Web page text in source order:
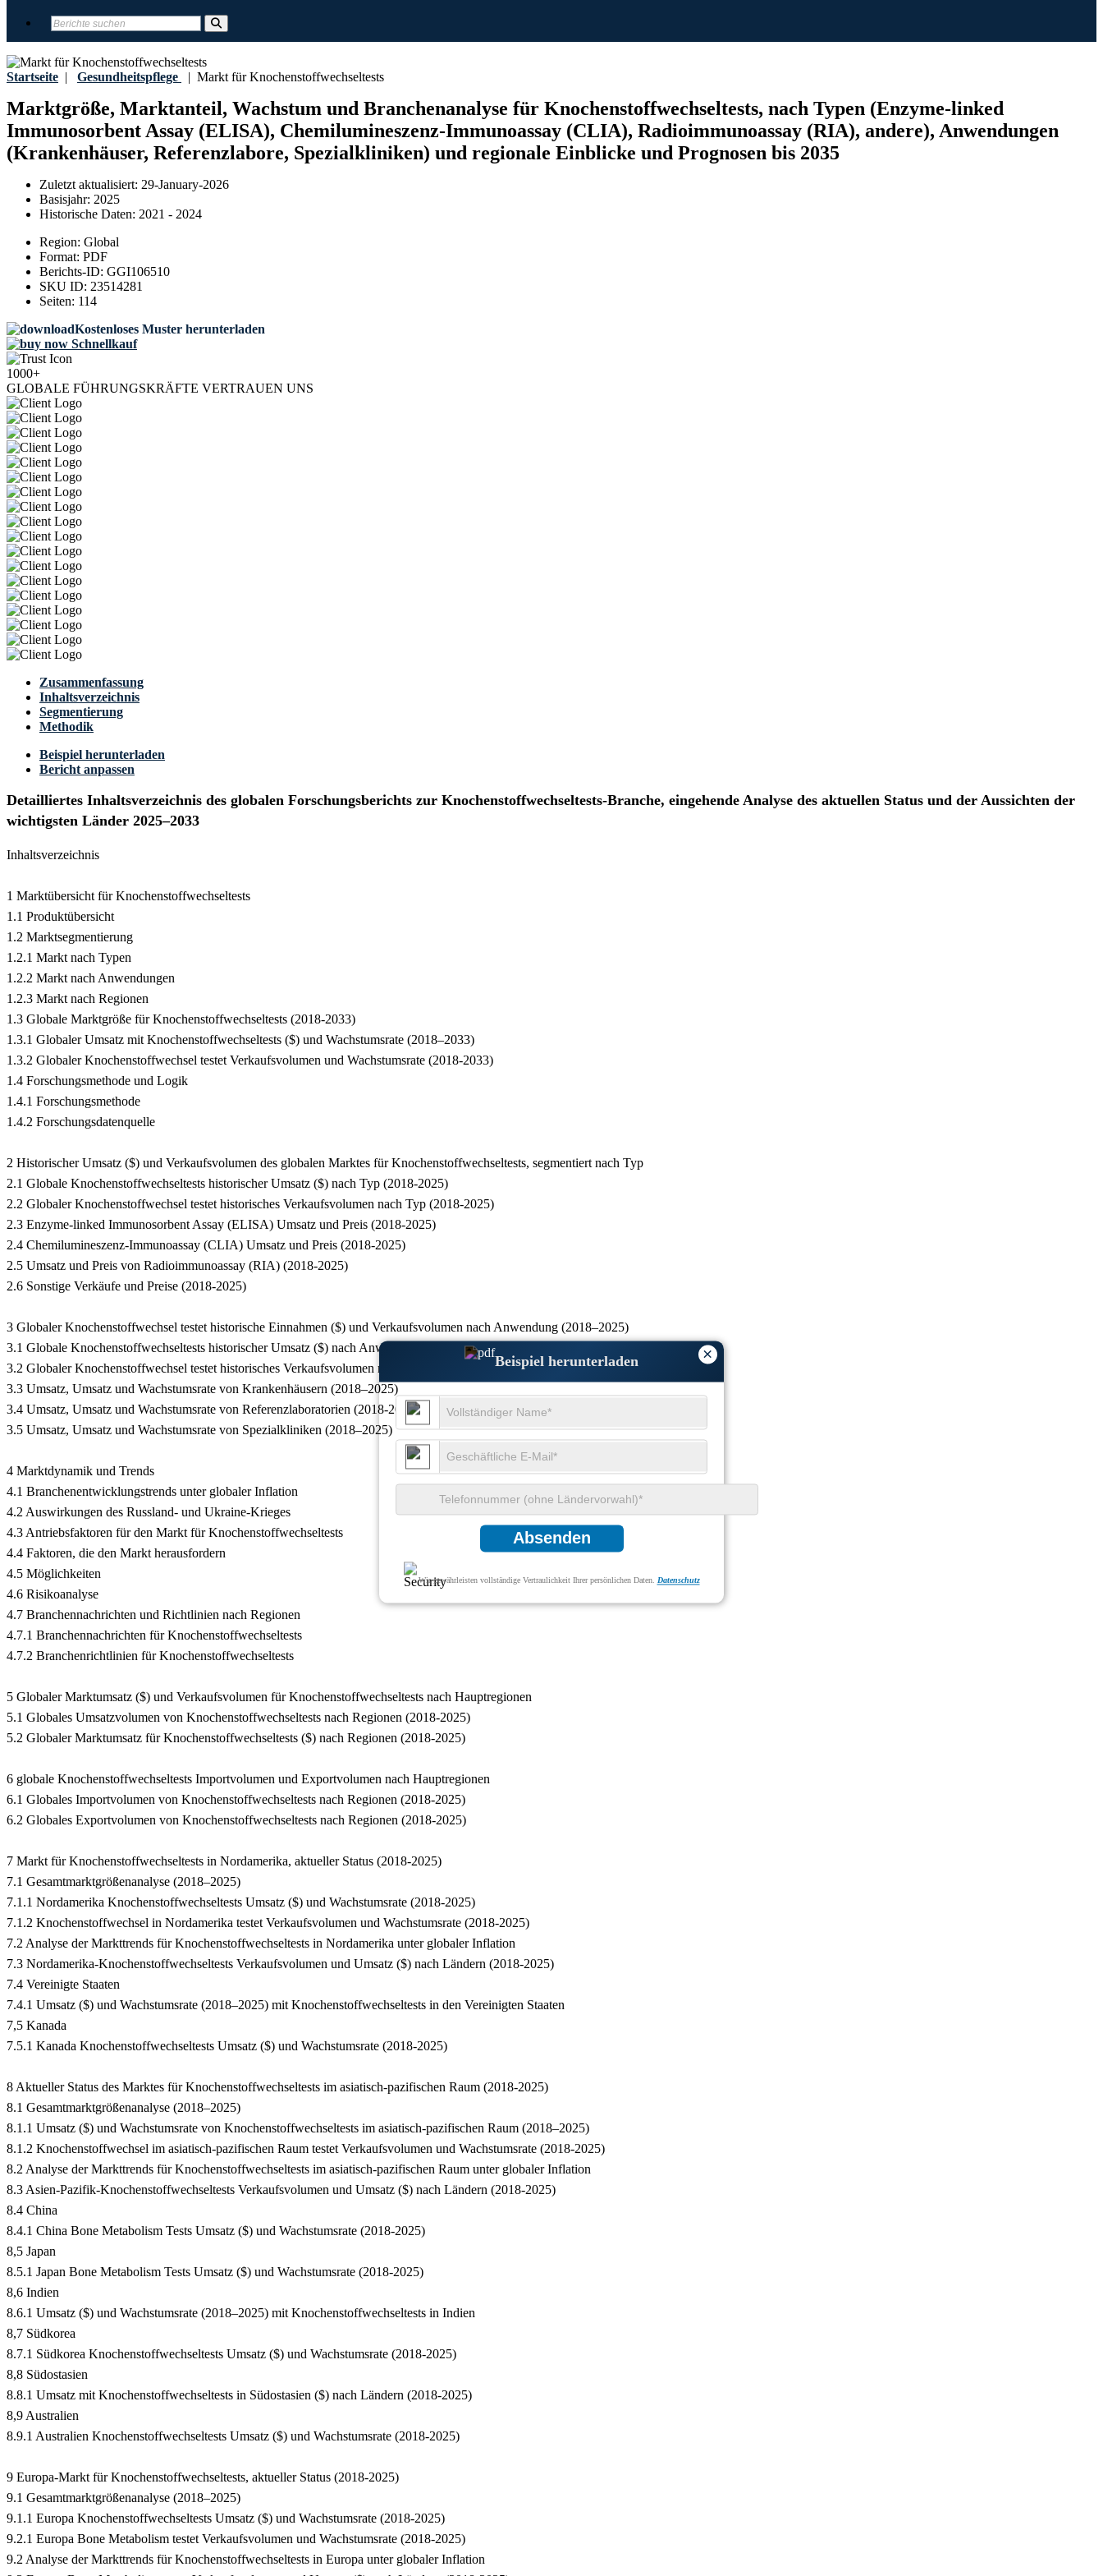
Startseite | Gesundheitspflege | Markt für Knochenstoffwechseltests
Marktgröße, Marktanteil, Wachstum und Branchenanalyse für Knochenstoffwechseltests, nach Typen (Enzyme-linked
Immunosorbent Assay (ELISA), Chemilumineszenz-Immunoassay (CLIA), Radioimmunoassay (RIA), andere), Anwendungen
(Krankenhäuser, Referenzlabore, Spezialkliniken) und regionale Einblicke und Prognosen bis 2035
Zuletzt aktualisiert: 29-January-2026
Basisjahr: 2025
Historische Daten: 2021 - 2024
Region: Global
Format: PDF
Berichts-ID: GGI106510
SKU ID: 23514281
Seiten: 114
Kostenloses Muster herunterladen
Schnellkauf
1000+
GLOBALE FÜHRUNGSKRÄFTE VERTRAUEN UNS
×
Beispiel herunterladen
Absenden
Wir gewährleisten vollständige Vertraulichkeit Ihrer persönlichen Daten. Datenschutz
Zusammenfassung
Inhaltsverzeichnis
Segmentierung
Methodik
Beispiel herunterladen
Bericht anpassen
Detailliertes Inhaltsverzeichnis des globalen Forschungsberichts zur Knochenstoffwechseltests-Branche, eingehende Analyse des aktuellen Status und der Aussichten der
wichtigsten Länder 2025–2033
Inhaltsverzeichnis
1 Marktübersicht für Knochenstoffwechseltests
1.1 Produktübersicht
1.2 Marktsegmentierung
1.2.1 Markt nach Typen
1.2.2 Markt nach Anwendungen
1.2.3 Markt nach Regionen
1.3 Globale Marktgröße für Knochenstoffwechseltests (2018-2033)
1.3.1 Globaler Umsatz mit Knochenstoffwechseltests ($) und Wachstumsrate (2018–2033)
1.3.2 Globaler Knochenstoffwechsel testet Verkaufsvolumen und Wachstumsrate (2018-2033)
1.4 Forschungsmethode und Logik
1.4.1 Forschungsmethode
1.4.2 Forschungsdatenquelle
2 Historischer Umsatz ($) und Verkaufsvolumen des globalen Marktes für Knochenstoffwechseltests, segmentiert nach Typ
2.1 Globale Knochenstoffwechseltests historischer Umsatz ($) nach Typ (2018-2025)
2.2 Globaler Knochenstoffwechsel testet historisches Verkaufsvolumen nach Typ (2018-2025)
2.3 Enzyme-linked Immunosorbent Assay (ELISA) Umsatz und Preis (2018-2025)
2.4 Chemilumineszenz-Immunoassay (CLIA) Umsatz und Preis (2018-2025)
2.5 Umsatz und Preis von Radioimmunoassay (RIA) (2018-2025)
2.6 Sonstige Verkäufe und Preise (2018-2025)
3 Globaler Knochenstoffwechsel testet historische Einnahmen ($) und Verkaufsvolumen nach Anwendung (2018–2025)
3.1 Globale Knochenstoffwechseltests historischer Umsatz ($) nach Anwendung (2018-2025)
3.2 Globaler Knochenstoffwechsel testet historisches Verkaufsvolumen nach Anwendung (2018-2025)
3.3 Umsatz, Umsatz und Wachstumsrate von Krankenhäusern (2018–2025)
3.4 Umsatz, Umsatz und Wachstumsrate von Referenzlaboratorien (2018-2025)
3.5 Umsatz, Umsatz und Wachstumsrate von Spezialkliniken (2018–2025)
4 Marktdynamik und Trends
4.1 Branchenentwicklungstrends unter globaler Inflation
4.2 Auswirkungen des Russland- und Ukraine-Krieges
4.3 Antriebsfaktoren für den Markt für Knochenstoffwechseltests
4.4 Faktoren, die den Markt herausfordern
4.5 Möglichkeiten
4.6 Risikoanalyse
4.7 Branchennachrichten und Richtlinien nach Regionen
4.7.1 Branchennachrichten für Knochenstoffwechseltests
4.7.2 Branchenrichtlinien für Knochenstoffwechseltests
5 Globaler Marktumsatz ($) und Verkaufsvolumen für Knochenstoffwechseltests nach Hauptregionen
5.1 Globales Umsatzvolumen von Knochenstoffwechseltests nach Regionen (2018-2025)
5.2 Globaler Marktumsatz für Knochenstoffwechseltests ($) nach Regionen (2018-2025)
6 globale Knochenstoffwechseltests Importvolumen und Exportvolumen nach Hauptregionen
6.1 Globales Importvolumen von Knochenstoffwechseltests nach Regionen (2018-2025)
6.2 Globales Exportvolumen von Knochenstoffwechseltests nach Regionen (2018-2025)
7 Markt für Knochenstoffwechseltests in Nordamerika, aktueller Status (2018-2025)
7.1 Gesamtmarktgrößenanalyse (2018–2025)
7.1.1 Nordamerika Knochenstoffwechseltests Umsatz ($) und Wachstumsrate (2018-2025)
7.1.2 Knochenstoffwechsel in Nordamerika testet Verkaufsvolumen und Wachstumsrate (2018-2025)
7.2 Analyse der Markttrends für Knochenstoffwechseltests in Nordamerika unter globaler Inflation
7.3 Nordamerika-Knochenstoffwechseltests Verkaufsvolumen und Umsatz ($) nach Ländern (2018-2025)
7.4 Vereinigte Staaten
7.4.1 Umsatz ($) und Wachstumsrate (2018–2025) mit Knochenstoffwechseltests in den Vereinigten Staaten
7,5 Kanada
7.5.1 Kanada Knochenstoffwechseltests Umsatz ($) und Wachstumsrate (2018-2025)
8 Aktueller Status des Marktes für Knochenstoffwechseltests im asiatisch-pazifischen Raum (2018-2025)
8.1 Gesamtmarktgrößenanalyse (2018–2025)
8.1.1 Umsatz ($) und Wachstumsrate von Knochenstoffwechseltests im asiatisch-pazifischen Raum (2018–2025)
8.1.2 Knochenstoffwechsel im asiatisch-pazifischen Raum testet Verkaufsvolumen und Wachstumsrate (2018-2025)
8.2 Analyse der Markttrends für Knochenstoffwechseltests im asiatisch-pazifischen Raum unter globaler Inflation
8.3 Asien-Pazifik-Knochenstoffwechseltests Verkaufsvolumen und Umsatz ($) nach Ländern (2018-2025)
8.4 China
8.4.1 China Bone Metabolism Tests Umsatz ($) und Wachstumsrate (2018-2025)
8,5 Japan
8.5.1 Japan Bone Metabolism Tests Umsatz ($) und Wachstumsrate (2018-2025)
8,6 Indien
8.6.1 Umsatz ($) und Wachstumsrate (2018–2025) mit Knochenstoffwechseltests in Indien
8,7 Südkorea
8.7.1 Südkorea Knochenstoffwechseltests Umsatz ($) und Wachstumsrate (2018-2025)
8,8 Südostasien
8.8.1 Umsatz mit Knochenstoffwechseltests in Südostasien ($) nach Ländern (2018-2025)
8,9 Australien
8.9.1 Australien Knochenstoffwechseltests Umsatz ($) und Wachstumsrate (2018-2025)
9 Europa-Markt für Knochenstoffwechseltests, aktueller Status (2018-2025)
9.1 Gesamtmarktgrößenanalyse (2018–2025)
9.1.1 Europa Knochenstoffwechseltests Umsatz ($) und Wachstumsrate (2018-2025)
9.2.1 Europa Bone Metabolism testet Verkaufsvolumen und Wachstumsrate (2018-2025)
9.2 Analyse der Markttrends für Knochenstoffwechseltests in Europa unter globaler Inflation